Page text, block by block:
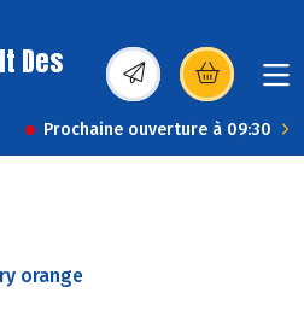
Des
(s’ouvre dans une
Prochaine ouverture à 09:30
orange